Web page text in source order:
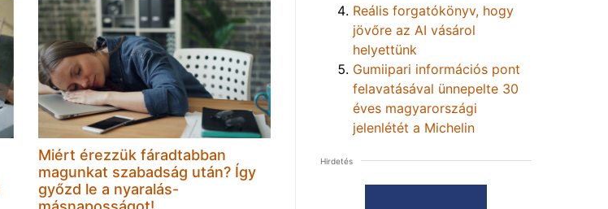
Miért érezzük fáradtabban
magunkat szabadság után? Így
győzd le a nyaralás-
Reális forgatókönyv, hogy
jövőre az AI vásárol
helyettünk
Gumiipari információs pont
felavatásával ünnepelte 30
éves magyarországi
jelenlétét a Michelin
Hirdetés